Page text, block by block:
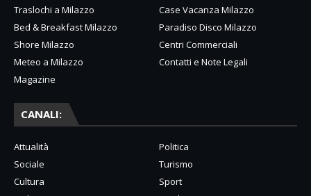
Traslochi a Milazzo
Case Vacanza Milazzo
Bed & Breakfast Milazzo
Paradiso Disco Milazzo
Shore Milazzo
Centri Commerciali
Meteo a Milazzo
Contatti e Note Legali
Magazine
CANALI:
Attualità
Politica
Sociale
Turismo
Cultura
Sport